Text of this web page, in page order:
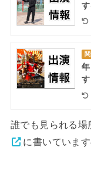
す
す
誰でも見られる場
に書いていま